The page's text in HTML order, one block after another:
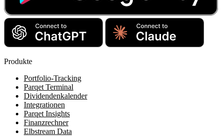
Produkte
Portfolio-Tracking
Parqet Terminal
Dividendenkalender
Integrationen
Parqet Insights
Finanzrechner
Elbstream Data